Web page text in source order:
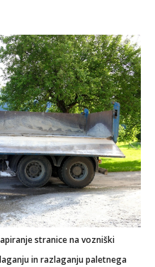
stranice na vozniški
in razlaganju paletnega